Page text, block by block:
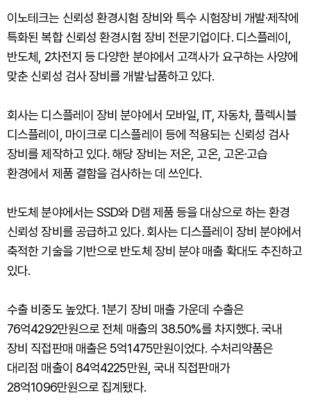
이노테크는 신뢰성 환경시험 장비와 특수 시험장비 개발·제작에
특화된 복합 신뢰성 환경시험 장비 전문기업이다. 디스플레이,
반도체, 2차전지 등 다양한 분야에서 고객사가 요구하는 사양에
맞춘 신뢰성 검사 장비를 개발·납품하고 있다.
회사는 디스플레이 장비 분야에서 모바일, IT, 자동차, 플렉시블
디스플레이, 마이크로 디스플레이 등에 적용되는 신뢰성 검사
장비를 제작하고 있다. 해당 장비는 저온, 고온, 고온·고습
환경에서 제품 결함을 검사하는 데 쓰인다.
반도체 분야에서는 SSD와 D램 제품 등을 대상으로 하는 환경
신뢰성 장비를 공급하고 있다. 회사는 디스플레이 장비 분야에서
축적한 기술을 기반으로 반도체 장비 분야 매출 확대도 추진하고
있다.
수출 비중도 높았다. 1분기 장비 매출 가운데 수출은
76억4292만원으로 전체 매출의 38.50%를 차지했다. 국내
장비 직접판매 매출은 5억1475만원이었다. 수처리약품은
대리점 매출이 84억4225만원, 국내 직접판매가
28억1096만원으로 집계됐다.